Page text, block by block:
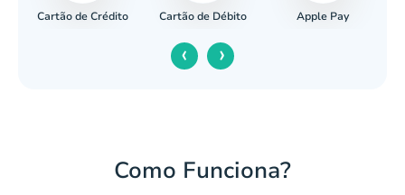
Cartão de Crédito Cartão de Débito Apple Pay
‹ ›
Como Funciona?